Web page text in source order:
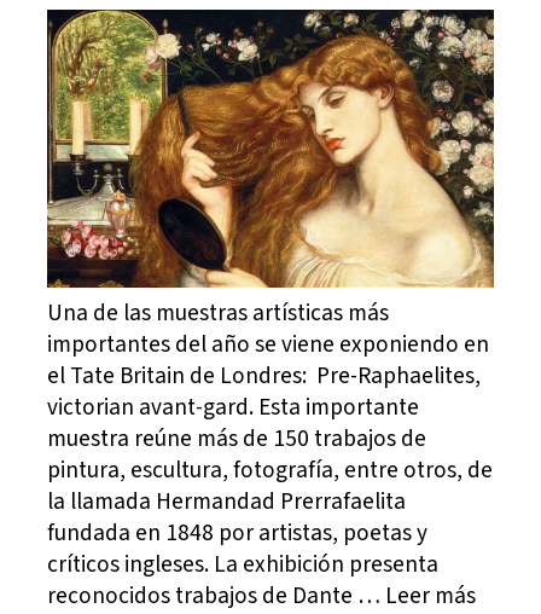
Una de las muestras artísticas más
importantes del año se viene exponiendo en
el Tate Britain de Londres: Pre-Raphaelites,
victorian avant-gard. Esta importante
muestra reúne más de 150 trabajos de
pintura, escultura, fotografía, entre otros, de
la llamada Hermandad Prerrafaelita
fundada en 1848 por artistas, poetas y
críticos ingleses. La exhibición presenta
reconocidos trabajos de Dante … Leer más